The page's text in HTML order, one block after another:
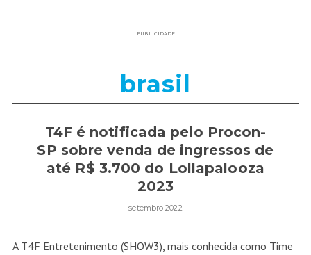
PUBLICIDADE
brasil
T4F é notificada pelo Procon-
SP sobre venda de ingressos de
até R$ 3.700 do Lollapalooza
2023
setembro 2022
A T4F Entretenimento (SHOW3), mais conhecida como Time